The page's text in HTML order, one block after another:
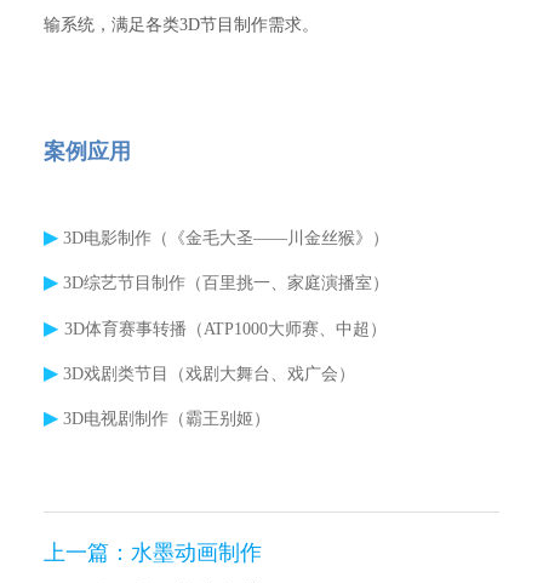
输系统，满足各类3D节目制作需求。
案例应用
▶ 3D电影制作（《金毛大圣——川金丝猴》）
▶ 3D综艺节目制作（百里挑一、家庭演播室）
▶ 3D体育赛事转播（ATP1000大师赛、中超）
▶ 3D戏剧类节目（戏剧大舞台、戏广会）
▶ 3D电视剧制作（霸王别姬）
上一篇： 水墨动画制作